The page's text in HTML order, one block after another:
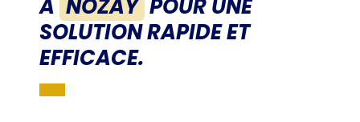
À NOZAY POUR UNE
SOLUTION RAPIDE ET
EFFICACE.